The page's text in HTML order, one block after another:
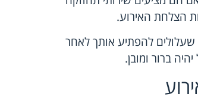
הצלחת האירוע.
שעלולים להפתיע אותך לאחר
ברור ומובן.